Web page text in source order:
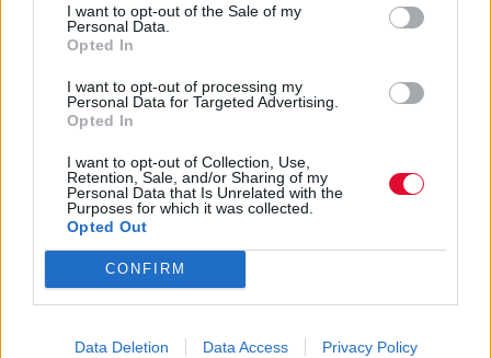
I want to opt-out of the Sale of my
Personal Data.
Opted In
I want to opt-out of processing my
Personal Data for Targeted Advertising.
Opted In
I want to opt-out of Collection, Use,
Retention, Sale, and/or Sharing of my
Personal Data that Is Unrelated with the
Purposes for which it was collected.
Opted Out
CONFIRM
Data Deletion Data Access Privacy Policy